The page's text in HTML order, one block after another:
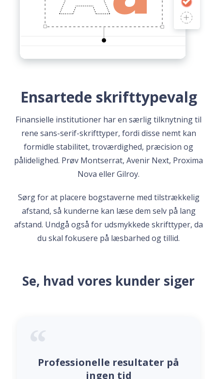
Ensartede skrifttypevalg
Finansielle institutioner har en særlig tilknytning til
rene sans-serif-skrifttyper, fordi disse nemt kan
formidle stabilitet, troværdighed, præcision og
pålidelighed. Prøv Montserrat, Avenir Next, Proxima
Nova eller Gilroy.
Sørg for at placere bogstaverne med tilstrækkelig
afstand, så kunderne kan læse dem selv på lang
afstand. Undgå også for udsmykkede skrifttyper, da
du skal fokusere på læsbarhed og tillid.
Se, hvad vores kunder siger
Professionelle resultater på
ingen tid